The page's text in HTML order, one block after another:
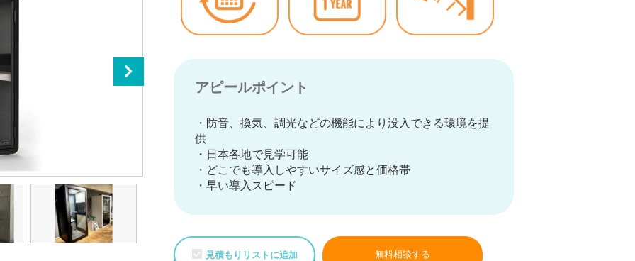
アピールポイント
・防音、換気、調光などの機能により没入できる環境を提
供
・日本各地で見学可能
・どこでも導入しやすいサイズ感と価格帯
・早い導入スピード
見積もりリストに追加 無料相談する